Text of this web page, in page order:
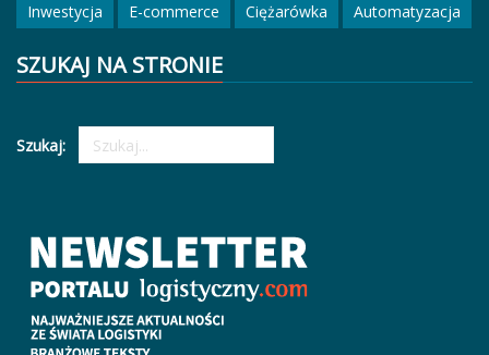
Inwestycja
E-commerce Ciężarówka Automatyzacja
SZUKAJ NA STRONIE
Szukaj: